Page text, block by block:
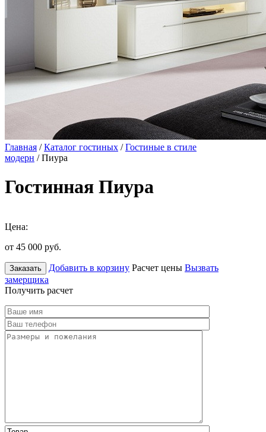
Главная /Каталог гостиных /Гостиные в стиле
модерн / Пиура
Гостинная Пиура
Цена:
от 45 000 руб.
Заказать Добавить в корзину Расчет цены Вызвать
замерщика
Получить расчет